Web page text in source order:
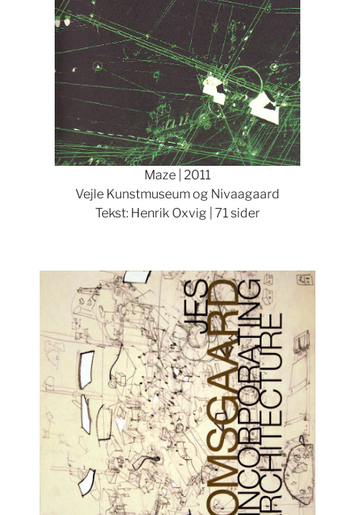
Maze | 2011
Vejle Kunstmuseum og Nivaagaard
Tekst: Henrik Oxvig | 71 sider